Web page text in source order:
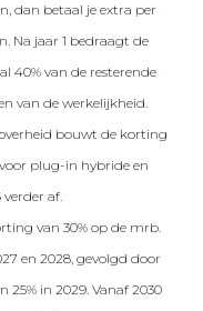
dan betaal je extra per
Na jaar 1 bedraagt de
40% van de resterende
van de werkelijkheid.
bouwt de korting
plug-in hybride en
verder af.
van 30% op de mrb.
en 2028, gevolgd door
in 2029. Vanaf 2030